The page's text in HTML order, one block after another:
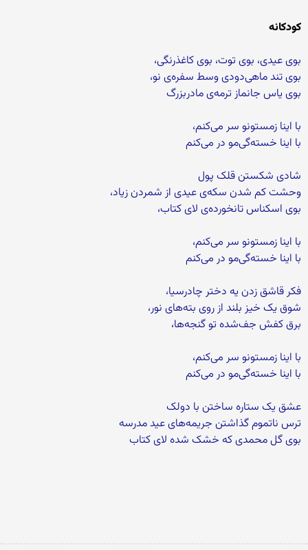
کودکانه
بوی عیدی، بوی توت، بوی کاغذرنگی،
بوی تند ماهی‌دودی وسط سفره‌ی نو،
بوی یاس جانماز ترمه‌ی مادربزرگ
با اینا زمستونو سر می‌کنم،
با اینا خسته‌گی‌مو در می‌کنم
شادی شکستن قلک پول
وحشت کم شدن سکه‌ی عیدی از شمردن زیاد،
بوی اسکناس تانخورده‌ی لای کتاب،
با اینا زمستونو سر می‌کنم،
با اینا خسته‌گی‌مو در می‌کنم
فکر قاشق زدن یه دختر چادرسیا،
شوق یک خیز بلند از روی بته‌های نور،
برق کفش جف‌شده تو گنجه‌ها،
با اینا زمستونو سر می‌کنم،
با اینا خسته‌گی‌مو در می‌کنم
عشق یک ستاره ساختن با دولک
ترس ناتموم گذاشتن جریمه‌های عید مدرسه
بوی گل محمدی که خشک شده لای کتاب